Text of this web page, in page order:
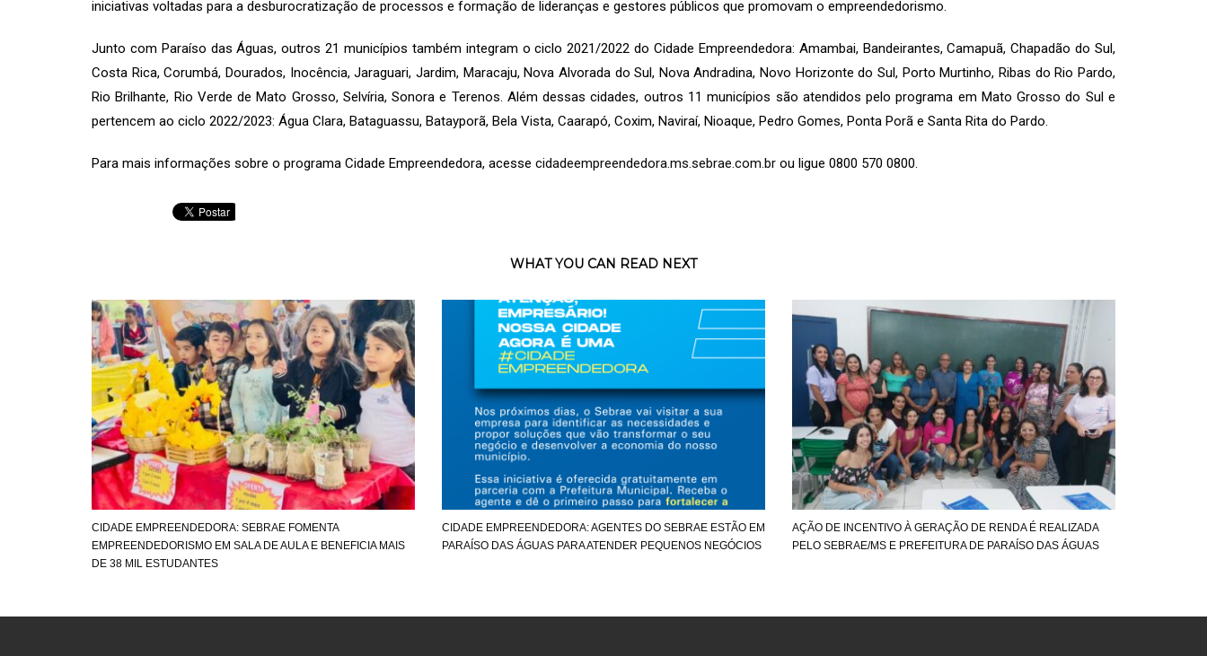
iniciativas voltadas para a desburocratização de processos e formação de lideranças e gestores públicos que promovam o empreendedorismo.
Junto com Paraíso das Águas, outros 21 municípios também integram o ciclo 2021/2022 do Cidade Empreendedora: Amambai, Bandeirantes, Camapuã, Chapadão do Sul,
Costa Rica, Corumbá, Dourados, Inocência, Jaraguari, Jardim, Maracaju, Nova Alvorada do Sul, Nova Andradina, Novo Horizonte do Sul, Porto Murtinho, Ribas do Rio Pardo,
Rio Brilhante, Rio Verde de Mato Grosso, Selvíria, Sonora e Terenos. Além dessas cidades, outros 11 municípios são atendidos pelo programa em Mato Grosso do Sul e
pertencem ao ciclo 2022/2023: Água Clara, Bataguassu, Batayporã, Bela Vista, Caarapó, Coxim, Naviraí, Nioaque, Pedro Gomes, Ponta Porã e Santa Rita do Pardo.
Para mais informações sobre o programa Cidade Empreendedora, acesse cidadeempreendedora.ms.sebrae.com.br ou ligue 0800 570 0800.
WHAT YOU CAN READ NEXT
CIDADE EMPREENDEDORA: SEBRAE FOMENTA
EMPREENDEDORISMO EM SALA DE AULA E BENEFICIA MAIS
DE 38 MIL ESTUDANTES
CIDADE EMPREENDEDORA: AGENTES DO SEBRAE ESTÃO EM
PARAÍSO DAS ÁGUAS PARA ATENDER PEQUENOS NEGÓCIOS
AÇÃO DE INCENTIVO À GERAÇÃO DE RENDA É REALIZADA
PELO SEBRAE/MS E PREFEITURA DE PARAÍSO DAS ÁGUAS